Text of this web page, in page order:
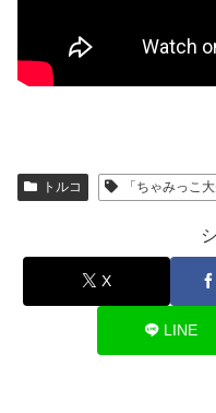
トルコ 「ちゃみっこ
X
LINE